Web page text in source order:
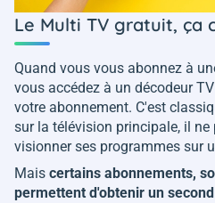
Le Multi TV gratuit, ça
Quand vous vous abonnez à
vous accédez à un décodeur
votre abonnement. C'est
sur la télévision principale, il
visionner ses programmes sur
Mais certains abonnements,
permettent d'obtenir un